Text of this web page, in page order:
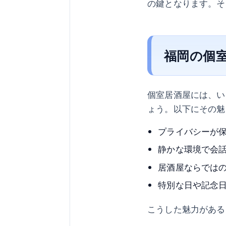
の鍵となります。
福岡の個
個室居酒屋には、
ょう。以下にその
プライバシーが
静かな環境で会
居酒屋ならでは
特別な日や記念
こうした魅力があ